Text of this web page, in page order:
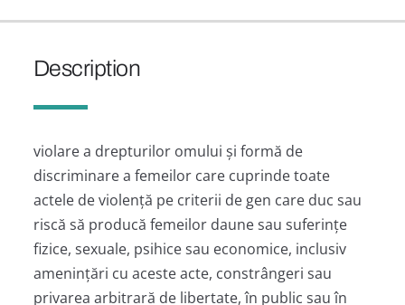
Description
violare a drepturilor omului și formă de
discriminare a femeilor care cuprinde toate
actele de violență pe criterii de gen care duc sau
riscă să producă femeilor daune sau suferințe
fizice, sexuale, psihice sau economice, inclusiv
amenințări cu aceste acte, constrângeri sau
privarea arbitrară de libertate, în public sau în